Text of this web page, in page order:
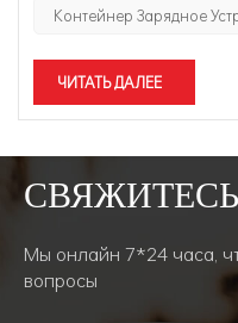
местный ры...
Контейнер Зарядное
ЧИТАТЬ ДАЛЕЕ
Мы онлайн 7*24 часа,
вопросы